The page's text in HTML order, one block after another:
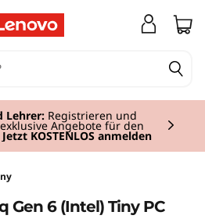
Lehrer: Registrieren und
Angebote für den
Jetzt KOSTENLOS anmelden
2 of 3
Gen 6 (Intel) Tiny PC